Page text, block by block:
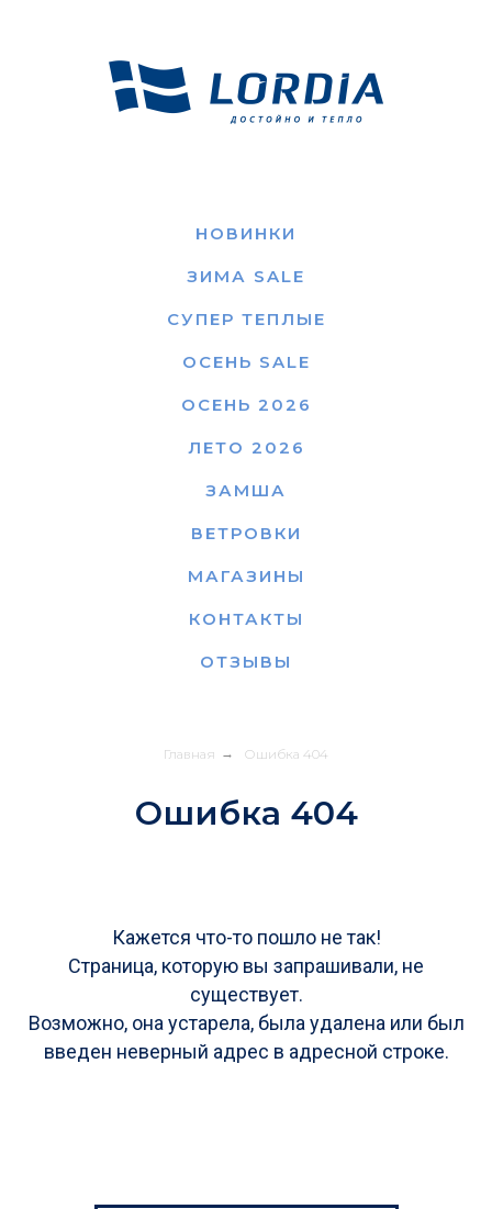
НОВИНКИ
ЗИМА SALE
СУПЕР ТЕПЛЫЕ
ОСЕНЬ SALE
ОСЕНЬ 2026
ЛЕТО 2026
ЗАМША
ВЕТРОВКИ
МАГАЗИНЫ
КОНТАКТЫ
ОТЗЫВЫ
Главная → Ошибка 404
Ошибка 404
Кажется что-то пошло не так!
Страница, которую вы запрашивали, не
существует.
Возможно, она устарела, была удалена или был
введен неверный адрес в адресной строке.